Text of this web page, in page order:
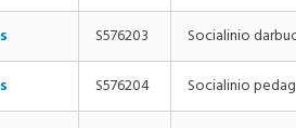
S576203 Socialinio
S576204 Socialinio